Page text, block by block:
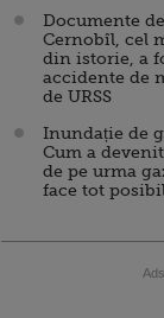
Documente
Cernobîl, cel
din istorie, a
accidente de
de URSS
Inundație de
Cum a
de pe urma
face tot